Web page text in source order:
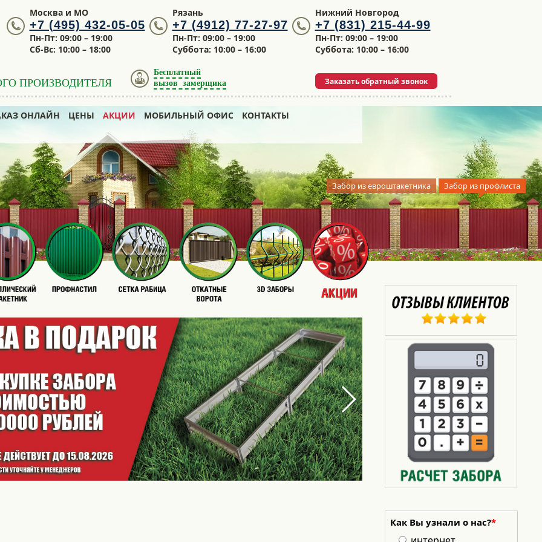
Москва и МО
+7 (495) 432-05-05
Пн-Пт: 09:00 – 19:00
Сб-Вс: 10:00 – 18:00
Рязань
+7 (4912) 77-27-97
Пн-Пт: 09:00 – 19:00
Суббота: 10:00 – 16:00
Нижний Новгород
+7 (831) 215-44-99
Пн-Пт: 09:00 – 19:00
Суббота: 10:00 – 16:00
Заказать обратный звонок
ПРОИЗВОДИТЕЛЯ
Бесплатный
вызов замерщика
ОНЛАЙН ЦЕНЫ АКЦИИ МОБИЛЬНЫЙ ОФИС
КОНТАКТЫ
Забор из евроштакетника Забор из профлиста
Как Вы узнали о нас?*